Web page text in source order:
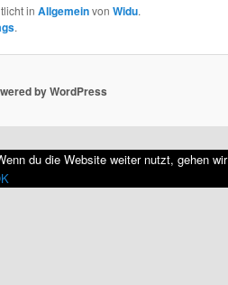
inAllgemeinvonWidu.
.
by WordPress
du die Website weiter nutzt, gehen wir